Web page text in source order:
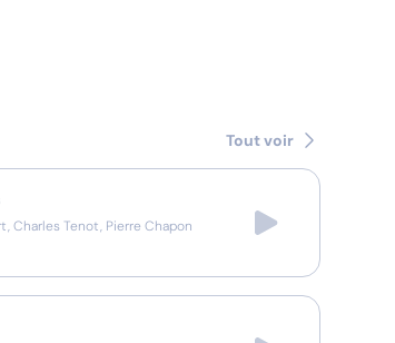
Tout voir
Charles Tenot, Pierre Chapon